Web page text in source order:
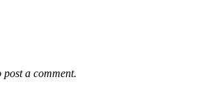
post a comment.